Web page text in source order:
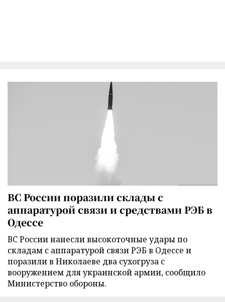
ВС России поразили склады с
аппаратурой связи и средствами РЭБ в
Одессе
ВС России нанесли высокоточные удары по
складам с аппаратурой связи РЭБ в Одессе и
поразили в Николаеве два сухогруза с
вооружением для украинской армии, сообщило
Министерство обороны.